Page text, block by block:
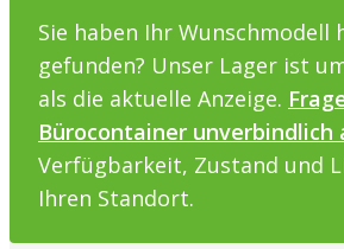
Sie haben Ihr Wunschmodell
gefunden? Unser Lager ist
als die aktuelle Anzeige.
Bürocontainer unverbindlich
Verfügbarkeit, Zustand und
Ihren Standort.